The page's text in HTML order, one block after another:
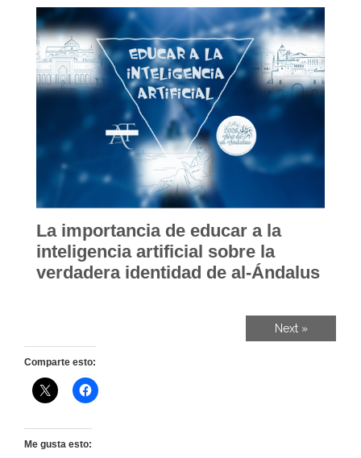
La importancia de educar a la
inteligencia artificial sobre la
verdadera identidad de al-Ándalus
Next »
Comparte esto:
Me gusta esto: